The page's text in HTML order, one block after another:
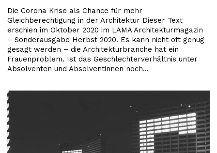
Die Corona Krise als Chance für mehr
Gleichberechtigung in der Architektur Dieser Text
erschien im Oktober 2020 im LAMA Architekturmagazin
– Sonderausgabe Herbst 2020. Es kann nicht oft genug
gesagt werden – die Architekturbranche hat ein
Frauenproblem. Ist das Geschlechterverhältnis unter
Absolventen und Absolventinnen noch…